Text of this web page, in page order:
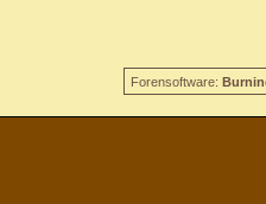
Forensoftware: